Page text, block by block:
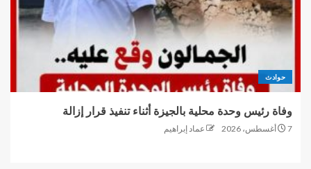
حوادث
وفاة رئيس وحدة محلية بالجيزة أثناء تنفيذ قرار إزالة
7 أغسطس، 2026 عماد إبراهيم